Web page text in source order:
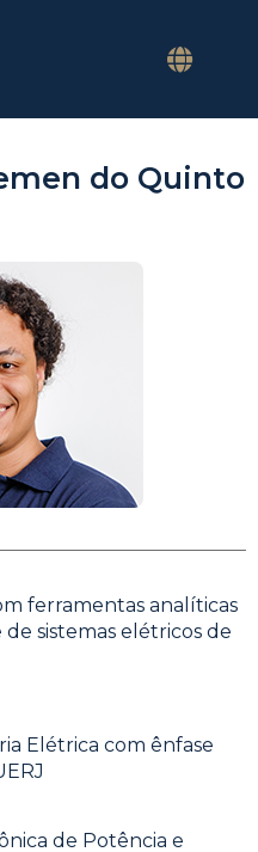
do Quinto
ferramentas analíticas
sistemas elétricos de
Elétrica com ênfase
de Potência e